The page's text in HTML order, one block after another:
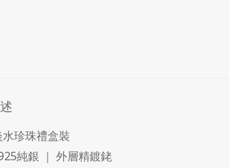
珍珠禮盒裝
純銀 ｜ 外層精鍍銠